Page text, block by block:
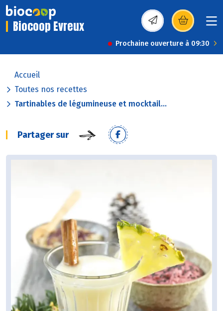
Biocoop Evreux (s’ouvre dans une
Prochaine ouverture à 09:30
Accueil
Toutes nos recettes
Tartinables de légumineuse et mocktail...
Partager sur